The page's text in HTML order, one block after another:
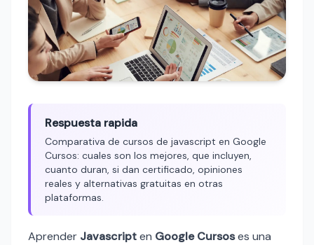
Respuesta rapida
Comparativa de cursos de javascript en Google
Cursos: cuales son los mejores, que incluyen,
cuanto duran, si dan certificado, opiniones
reales y alternativas gratuitas en otras
plataformas.
Aprender Javascripten Google Cursoses una